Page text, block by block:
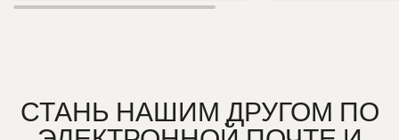
СТАНЬ НАШИМ ДРУГОМ ПО